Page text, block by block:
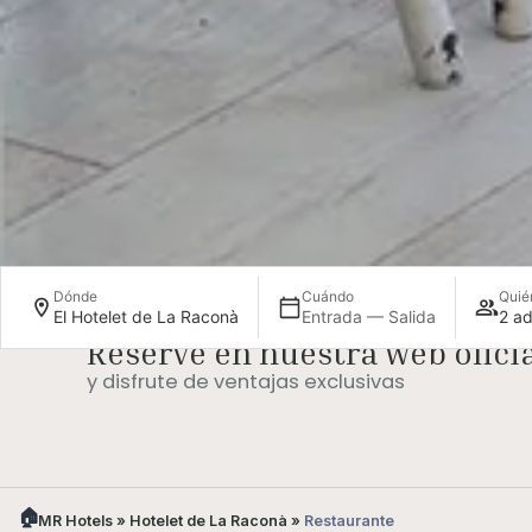
Dónde
El Hotelet de La Raconà
Cuándo
Entrada — Salida 2
Reserve en nuestra web
y disfrute de ventajas exclusivas
Upgrade de
habitación (bajo
disponibilidad)
Late
MR Hotels » Hotelet de La Raconà » Restaurante